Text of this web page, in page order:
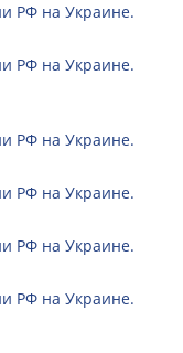
РФ на Украине.
РФ на Украине.
РФ на Украине.
РФ на Украине.
РФ на Украине.
РФ на Украине.